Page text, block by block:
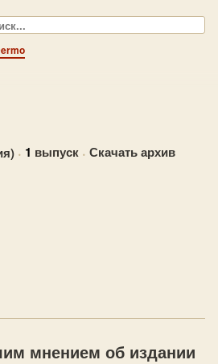
· 1 выпуск · Скачать архив
мнением об издании